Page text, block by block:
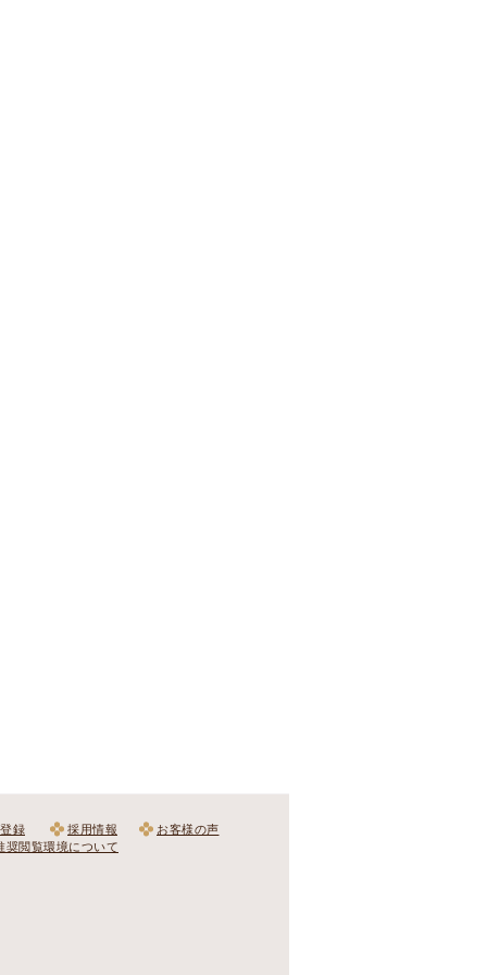
録 採用情報
お客様の声
奨閲覧環境について